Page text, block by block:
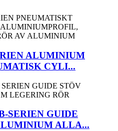
ALUMINIUM
CYLI...
SERIEN GUIDE
ALLA...